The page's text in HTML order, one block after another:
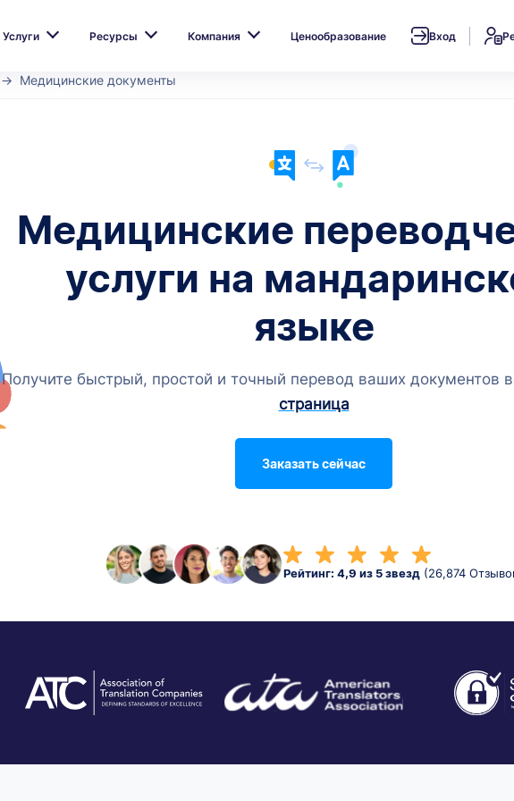
Услуги Ресурсы Компания Ценообразование Вход
Медицинские документы
Медицинские
услуги на
языке
Получите быстрый, простой и точный перевод ваших документов
страница
Заказать сейчас
Рейтинг: 4,9 из 5 звезд (26,874